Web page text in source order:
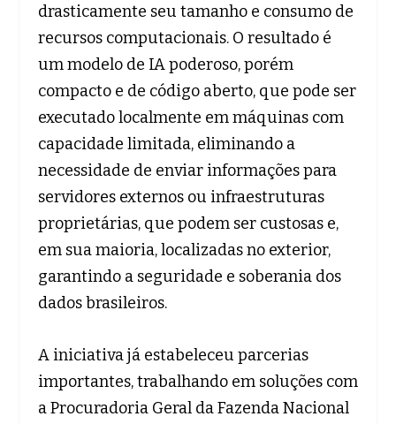
drasticamente seu tamanho e consumo de
recursos computacionais. O resultado é
um modelo de IA poderoso, porém
compacto e de código aberto, que pode ser
executado localmente em máquinas com
capacidade limitada, eliminando a
necessidade de enviar informações para
servidores externos ou infraestruturas
proprietárias, que podem ser custosas e,
em sua maioria, localizadas no exterior,
garantindo a seguridade e soberania dos
dados brasileiros.
A iniciativa já estabeleceu parcerias
importantes, trabalhando em soluções com
a Procuradoria Geral da Fazenda Nacional